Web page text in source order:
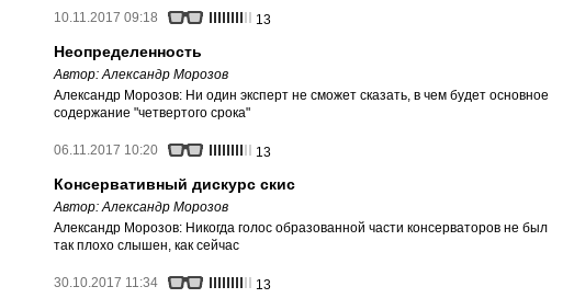
10.11.2017 09:18 13
Неопределенность
Автор:Александр Морозов
Александр Морозов: Ни один эксперт не сможет сказать, в чем будет основное
содержание "четвертого срока"
06.11.2017 10:20 13
Консервативный дискурс скис
Автор:Александр Морозов
Александр Морозов: Никогда голос образованной части консерваторов не был
так плохо слышен, как сейчас
30.10.2017 11:34 13